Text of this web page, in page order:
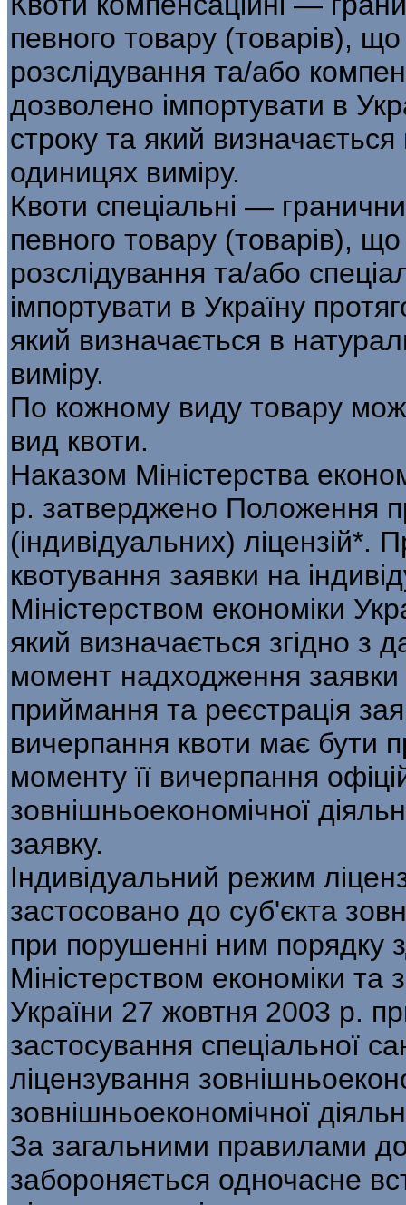
певно­го товару (товарів),
розслідування та/або
дозволено імпортувати в
строку та який
одиницях виміру.
Квоти спеціальні —
певного товару (товарів),
розслідування та/або
імпортувати в Україну
який визначається в
виміру.
По кожному виду товару
вид квоти.
Наказом Міністерства
р. затвер­джено Положення
(індивідуальних)
квотування заявки на
Міністерством економіки
який визначається згідно з
момент над­ходження
приймання та реєстрація
вичерпання квоти має бути
моменту її вичерпання
зовнішньоекономічної
заявку.
Індивідуальний режим
застосовано до суб'єкта
при порушенні ним по­рядку
Міністерством економіки та
України 27 жовтня 2003 р.
застосування спеціальної
ліцензу­вання
зовнішньоеконо­мічної
За загальними правилами
забороняється одночасне